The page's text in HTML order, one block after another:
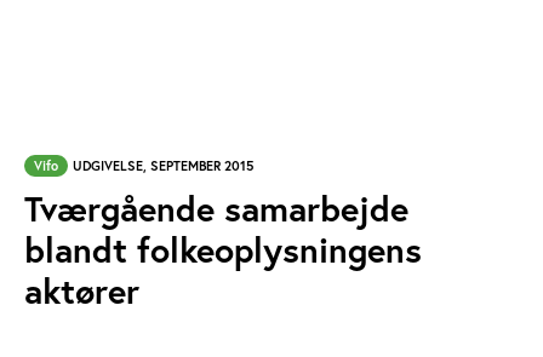
Vifo UDGIVELSE, SEPTEMBER 2015
Tværgående samarbejde
blandt folkeoplysningens
aktører